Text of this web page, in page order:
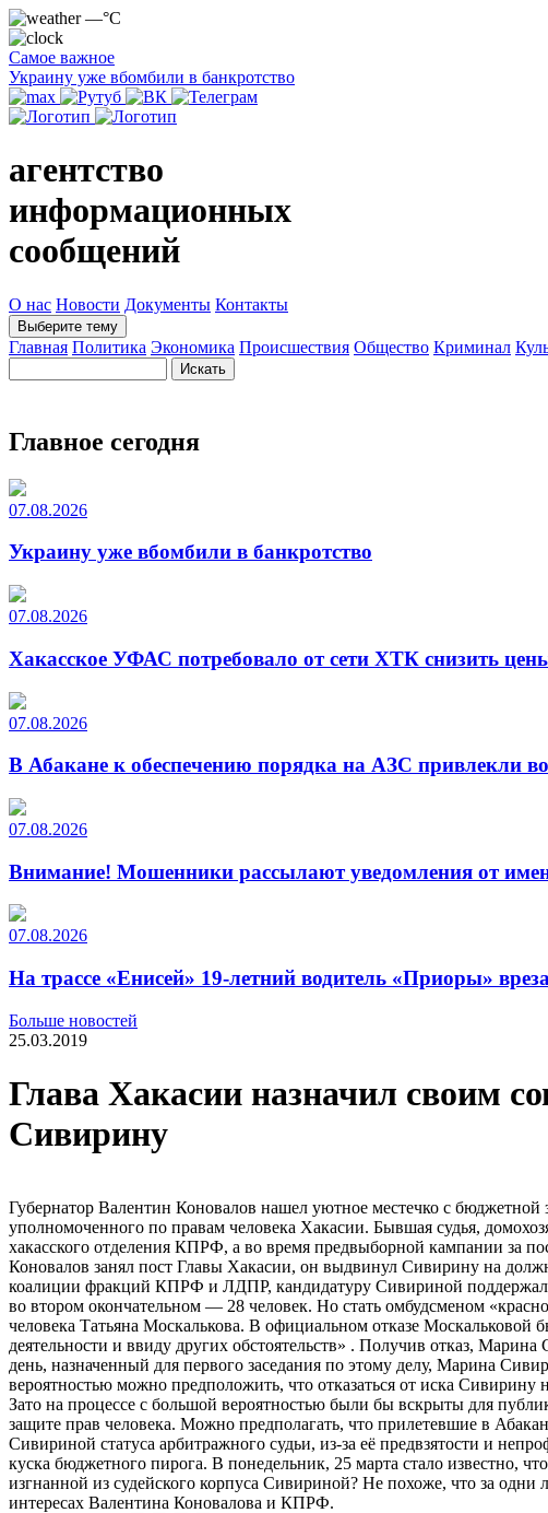
—°C
Самое важное
Украину уже вбомбили в банкротство
агентство
информационных
сообщений
О нас Новости Документы Контакты
Выберите тему
Главная Политика Экономика Происшествия Общество Криминал
Главное сегодня
07.08.2026
Украину уже вбомбили в банкротство
07.08.2026
Хакасское УФАС потребовало от сети ХТК снизить
07.08.2026
В Абакане к обеспечению порядка на АЗС привлекли
07.08.2026
Внимание! Мошенники рассылают уведомления от
07.08.2026
На трассе «Енисей» 19-летний водитель «Приоры»
Больше новостей
25.03.2019
Глава Хакасии назначил своим
Сивирину
Губернатор Валентин Коновалов нашел уютное местечко с бюджетной
уполномоченного по правам человека Хакасии. Бывшая судья,
хакасского отделения КПРФ, а во время предвыборной кампании за
Коновалов занял пост Главы Хакасии, он выдвинул Сивирину на
коалиции фракций КПРФ и ЛДПР, кандидатуру Сивириной
во втором окончательном — 28 человек. Но стать омбудсменом
человека Татьяна Москалькова. В официальном отказе Москальковой
деятельности и ввиду других обстоятельств» . Получив отказ,
день, назначенный для первого заседания по этому делу, Марина
вероятностью можно предположить, что отказаться от иска
Зато на процессе с большой вероятностью были бы вскрыты для
защите прав человека. Можно предполагать, что прилетевшие в
Сивириной статуса арбитражного судьи, из-за её предвзятости и
куска бюджетного пирога. В понедельник, 25 марта стало известно,
изгнанной из судейского корпуса Сивириной? Не похоже, что за
интересах Валентина Коновалова и КПРФ.